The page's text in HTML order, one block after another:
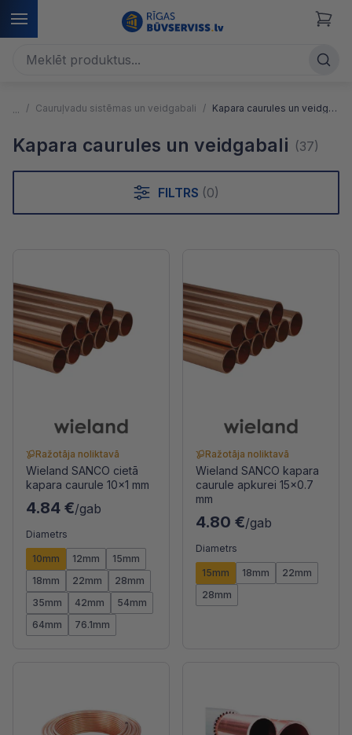
Cauruļvadu sistēmas un veidgabali Kapara caurules un veidgabali
Kapara caurules un veidgabali (37)
FILTRS (0)
Ražotāja noliktavā
Wieland SANCO cietā
kapara caurule 10x1 mm
4.84 €/gab
Diametrs
10mm 12mm
15mm
18mm
22mm
28mm
35mm
42mm
54mm
64mm
76.1mm
Ražotāja noliktavā
Wieland SANCO kapara
caurule apkurei 15x0.7
mm
4.80 €/gab
Diametrs
15mm 18mm
22mm
28mm